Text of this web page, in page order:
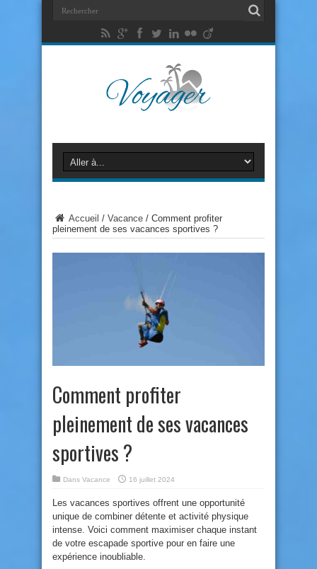
Accueil / Vacance / Comment profiter
pleinement de ses vacances sportives ?
Comment profiter
pleinement de ses vacances
sportives ?
Dans Vacance 16 juillet 2024
Les vacances sportives offrent une opportunité
unique de combiner détente et activité physique
intense. Voici comment maximiser chaque instant
de votre escapade sportive pour en faire une
expérience inoubliable.